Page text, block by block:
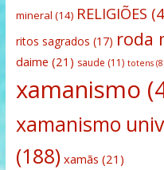
mineral (14) RELIGIÕES
ritos sagrados (17) roda
daime (21) saude (11) totens
xamanismo
xamanismo
(188) xamãs (21)